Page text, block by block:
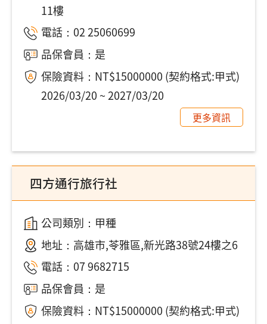
11樓
電話： 02 25060699
品保會員：是
保險資料：NT$15000000 (契約格式:甲式)
2026/03/20 ~ 2027/03/20
更多資訊
四方通行旅行社
公司類別：甲種
地址： 高雄市,苓雅區,新光路38號24樓之6
電話： 07 9682715
品保會員：是
保險資料：NT$15000000 (契約格式:甲式)